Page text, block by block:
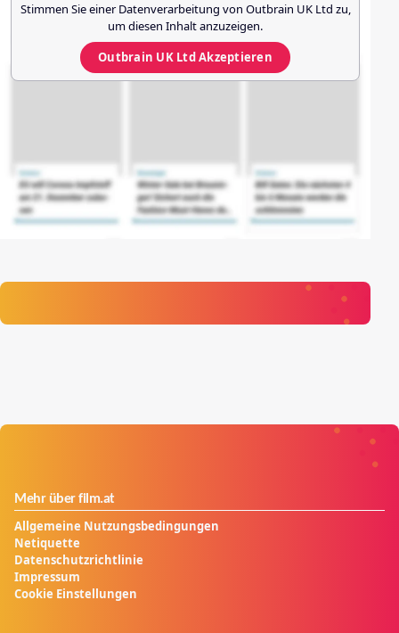
Stimmen Sie einer Datenverarbeitung von Outbrain UK Ltd zu,
um diesen Inhalt anzuzeigen.
Outbrain UK LtdAkzeptieren
Mehr über film.at
Allgemeine Nutzungsbedingungen
Netiquette
Datenschutzrichtlinie
Impressum
Cookie Einstellungen